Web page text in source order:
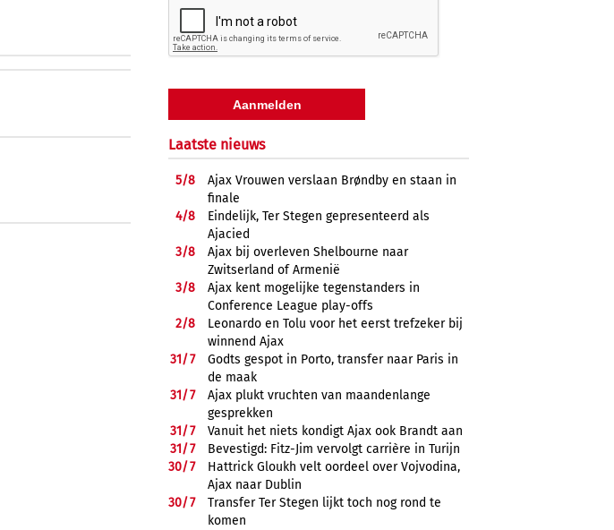
Laatste nieuws
5/8
Ajax Vrouwen verslaan Brøndby en staan in
finale
4/8
Eindelijk, Ter Stegen gepresenteerd als
Ajacied
3/8
Ajax bij overleven Shelbourne naar
Zwitserland of Armenië
3/8
Ajax kent mogelijke tegenstanders in
Conference League play-offs
2/8
Leonardo en Tolu voor het eerst trefzeker bij
winnend Ajax
31/7
Godts gespot in Porto, transfer naar Paris in
de maak
31/7
Ajax plukt vruchten van maandenlange
gesprekken
31/7
Vanuit het niets kondigt Ajax ook Brandt aan
31/7
Bevestigd: Fitz-Jim vervolgt carrière in Turijn
30/7
Hattrick Gloukh velt oordeel over Vojvodina,
Ajax naar Dublin
30/7
Transfer Ter Stegen lijkt toch nog rond te
komen